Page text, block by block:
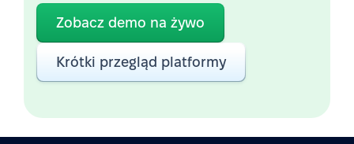
Zobacz demo na żywo
Krótki przegląd platformy